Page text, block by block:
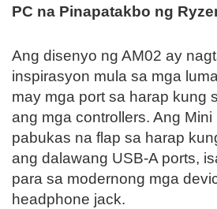
PC na Pinapatakbo ng
Ang disenyo ng AM02 ay
inspirasyon mula sa mga
may mga port sa harap kung
ang mga controllers. Ang
pabukas na flap sa harap
ang dalawang USB-A ports,
para sa modernong mga
headphone jack.